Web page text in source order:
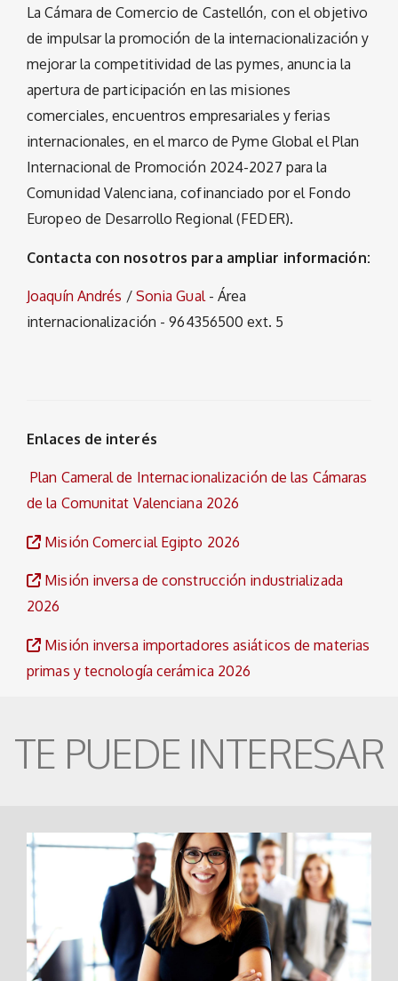
La Cámara de Comercio de Castellón, con el objetivo
de impulsar la promoción de la internacionalización y
mejorar la competitividad de las pymes, anuncia la
apertura de participación en las misiones
comerciales, encuentros empresariales y ferias
internacionales, en el marco de Pyme Global el Plan
Internacional de Promoción 2024-2027 para la
Comunidad Valenciana, cofinanciado por el Fondo
Europeo de Desarrollo Regional (FEDER).
Contacta con nosotros para ampliar información:
Joaquín Andrés / Sonia Gual- Área
internacionalización - 964356500 ext. 5
Enlaces de interés
Plan Cameral de Internacionalización de las Cámaras
de la Comunitat Valenciana 2026
Misión Comercial Egipto 2026
Misión inversa de construcción industrializada
2026
Misión inversa importadores asiáticos de materias
primas y tecnología cerámica 2026
TE PUEDE INTERESAR